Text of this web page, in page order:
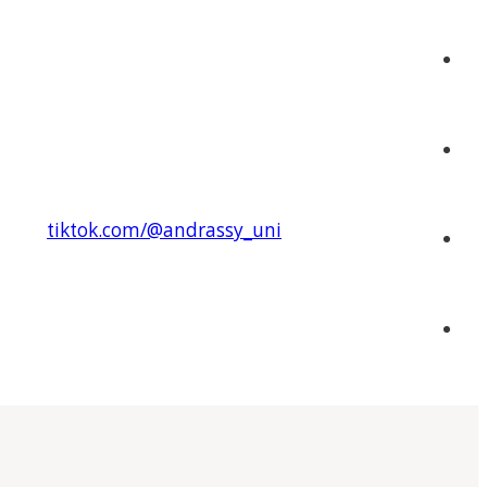
tiktok.com/@andrassy_uni